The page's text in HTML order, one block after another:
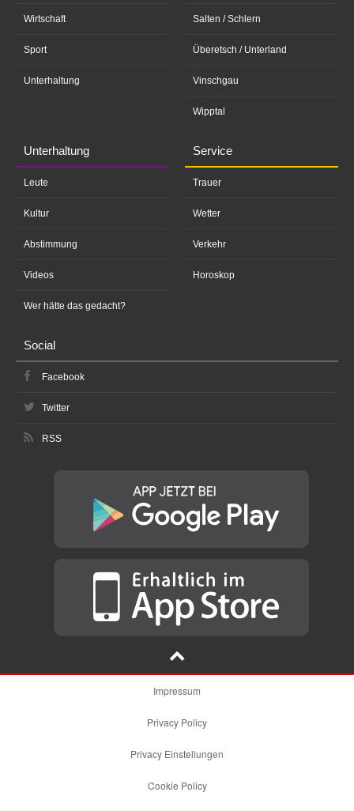
Wirtschaft
Sport
Unterhaltung
Salten / Schlern
Überetsch / Unterland
Vinschgau
Wipptal
Unterhaltung
Leute
Kultur
Abstimmung
Videos
Wer hätte das gedacht?
Service
Trauer
Wetter
Verkehr
Horoskop
Social
Facebook
Twitter
RSS
Impressum
Privacy Policy
Privacy Einstellungen
Cookie Policy